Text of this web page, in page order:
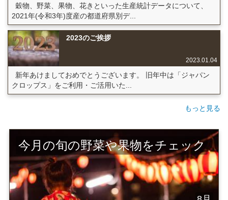
穀物、野菜、果物、花きといった生産統計データについて、
2021年(令和3年)度産の都道府県別デ...
2023のご挨拶
2023.01.04
新年あけましておめでとうございます。 旧年中は「ジャパン
クロップス」をご利用・ご活用いた...
もっと見る
今月の旬の野菜や果物をチェック